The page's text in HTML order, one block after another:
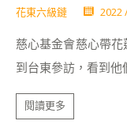
花東六級鏈 2022
慈心基金會慈心帶
到台東參訪，看到他
閱讀更多